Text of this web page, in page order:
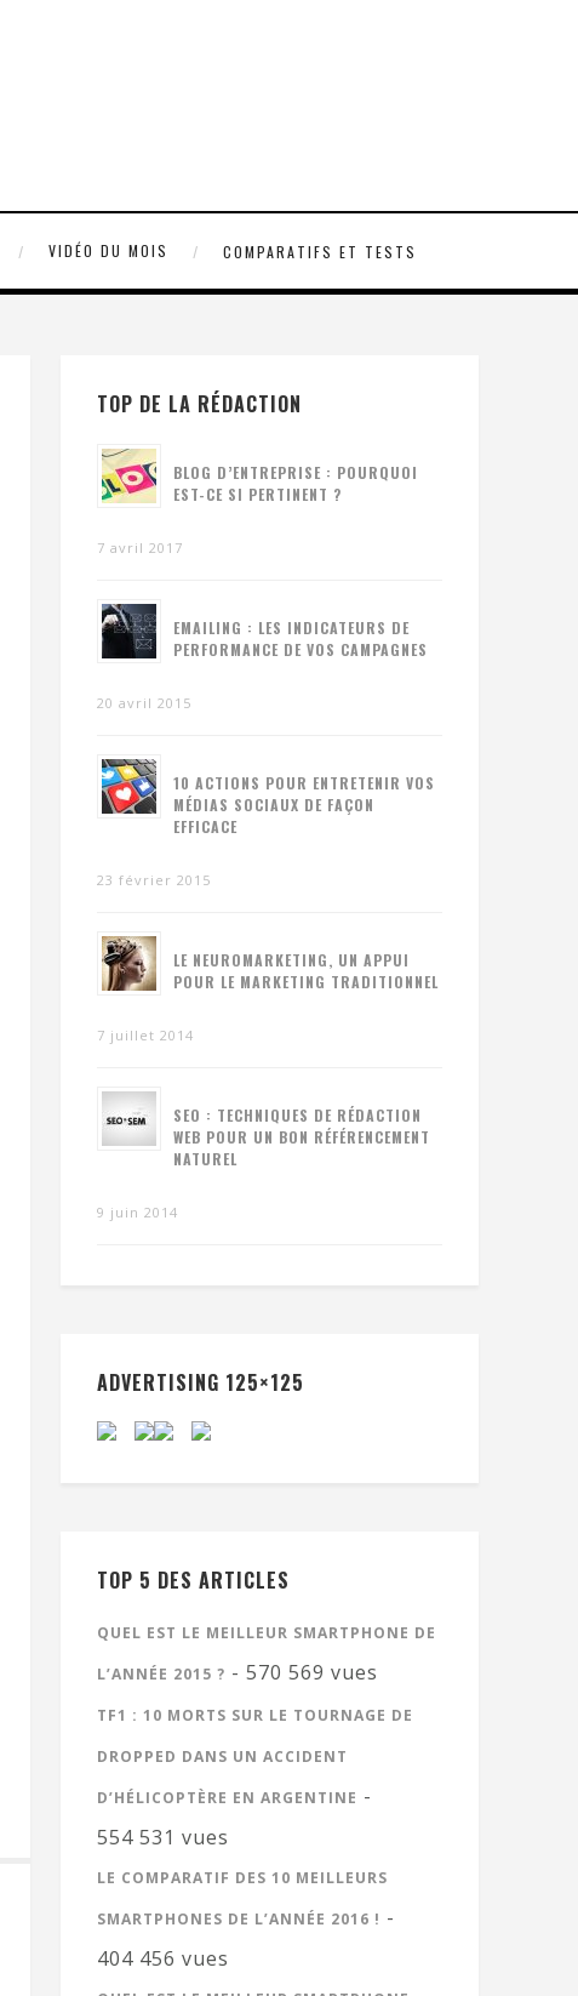
VIDÉO DU MOIS COMPARATIFS ET TESTS
TOP DE LA RÉDACTION
BLOG D’ENTREPRISE : POURQUOI
EST-CE SI PERTINENT ?
7 avril 2017
EMAILING : LES INDICATEURS DE
PERFORMANCE DE VOS CAMPAGNES
20 avril 2015
10 ACTIONS POUR ENTRETENIR VOS
MÉDIAS SOCIAUX DE FAÇON
EFFICACE
23 février 2015
LE NEUROMARKETING, UN APPUI
POUR LE MARKETING TRADITIONNEL
7 juillet 2014
SEO : TECHNIQUES DE RÉDACTION
WEB POUR UN BON RÉFÉRENCEMENT
NATUREL
9 juin 2014
ADVERTISING 125×125
TOP 5 DES ARTICLES
QUEL EST LE MEILLEUR SMARTPHONE DE
L’ANNÉE 2015 ? - 570 569 vues
TF1 : 10 MORTS SUR LE TOURNAGE DE
DROPPED DANS UN ACCIDENT
D’HÉLICOPTÈRE EN ARGENTINE -
554 531 vues
LE COMPARATIF DES 10 MEILLEURS
SMARTPHONES DE L’ANNÉE 2016 ! -
404 456 vues